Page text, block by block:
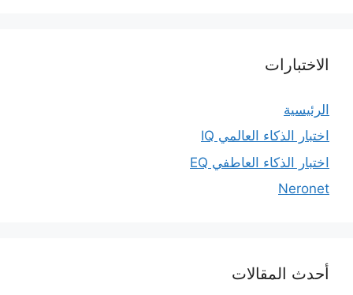
الاختبارات
الرئيسية
اختبار الذكاء العالمي IQ
اختبار الذكاء العاطفي EQ
Neronet
أحدث المقالات